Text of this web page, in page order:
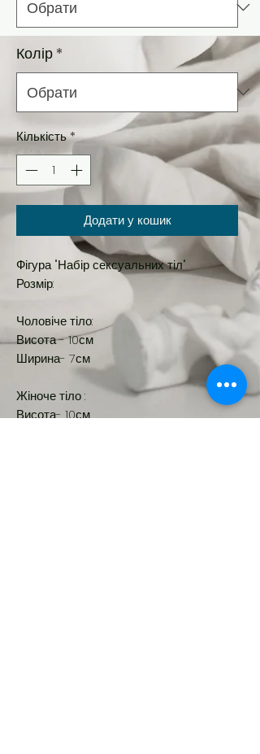
Колір *
Кількість*
Додати у кошик
Фігура "Набір сексуальних тіл"
Розмір:
Чоловіче тіло:
Висота - 10см
Ширина- 7см
Жіноче тіло :
Висота- 10см